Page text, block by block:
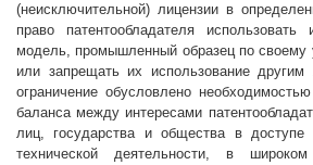
(неисключительной) лицензии в
право патентообладателя использовать
модель, промышленный образец по своему
или запрещать их использование другим
ограничение обусловлено
баланса между интересами
лиц, государства и общества в доступе
технической деятельности, в